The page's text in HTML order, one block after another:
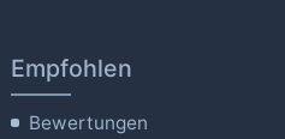
Empfohlen
Bewertungen